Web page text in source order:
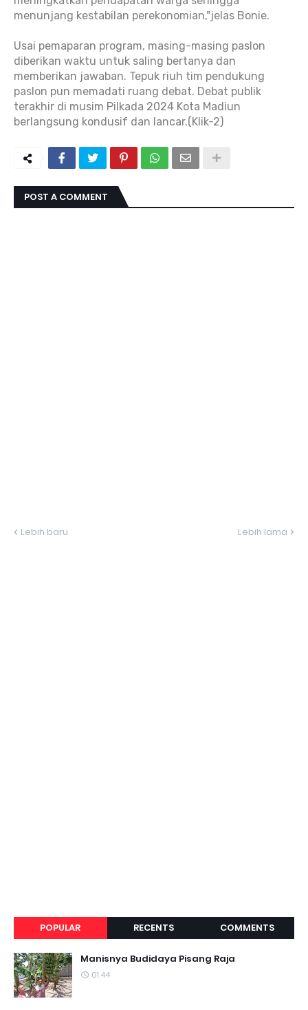
menunjang kestabilan perekonomian,"jelas Bonie.
Usai pemaparan program, masing-masing paslon
diberikan waktu untuk saling bertanya dan
memberikan jawaban. Tepuk riuh tim pendukung
paslon pun memadati ruang debat. Debat publik
terakhir di musim Pilkada 2024 Kota Madiun
berlangsung kondusif dan lancar.(Klik-2)
POST A COMMENT
Lebih baru Lebih lama
POPULAR RECENTS COMMENTS
Manisnya Budidaya Pisang Raja
01.44